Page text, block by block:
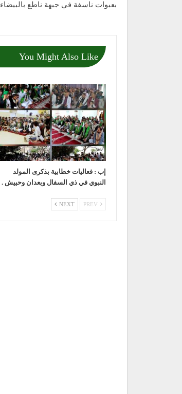
بعبوات ناسفة في جبهة ناطع بالبيضاء
You Might Also Like
إب : فعاليات خطابية بذكرى المولد
النبوي في ذي السفال وبعدان وحبيش .
NEXT